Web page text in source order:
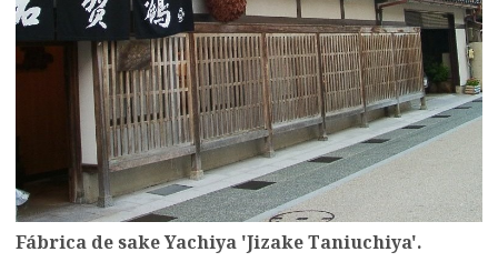
Fábrica de sake Yachiya 'Jizake Taniuchiya'.